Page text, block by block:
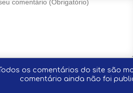
os comentários do site são
comentário ainda não foi